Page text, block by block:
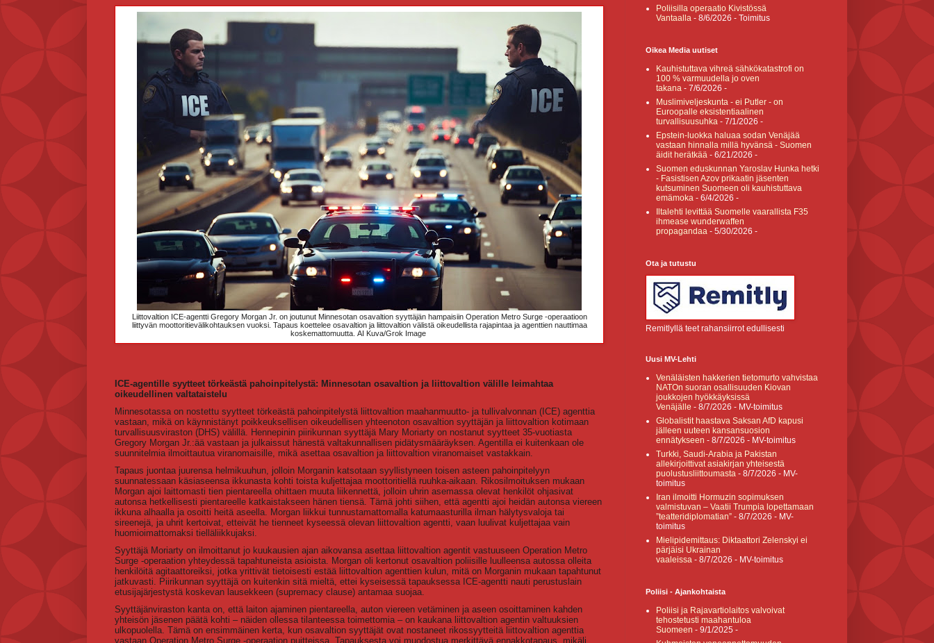
Liittovaltion ICE-agentti Gregory Morgan Jr. on joutunut Minnesotan osavaltion syyttäjän hampaisiin Operation Metro Surge -operaatioon
liittyvän moottoritievälikohtauksen vuoksi. Tapaus koettelee osavaltion ja liittovaltion välistä oikeudellista rajapintaa ja agenttien nauttimaa
koskemattomuutta. AI Kuva/Grok Image
ICE-agentille syytteet törkeästä pahoinpitelystä: Minnesotan osavaltion ja liittovaltion välille leimahtaa
oikeudellinen valtataistelu
Minnesotassa on nostettu syytteet törkeästä pahoinpitelystä liittovaltion maahanmuutto- ja tullivalvonnan (ICE) agenttia
vastaan, mikä on käynnistänyt poikkeuksellisen oikeudellisen yhteenoton osavaltion syyttäjän ja liittovaltion kotimaan
turvallisuusviraston (DHS) välillä. Hennepinin piirikunnan syyttäjä Mary Moriarty on nostanut syytteet 35-vuotiasta
Gregory Morgan Jr.:ää vastaan ja julkaissut hänestä valtakunnallisen pidätysmääräyksen. Agentilla ei kuitenkaan ole
suunnitelmia ilmoittautua viranomaisille, mikä asettaa osavaltion ja liittovaltion viranomaiset vastakkain.
Tapaus juontaa juurensa helmikuuhun, jolloin Morganin katsotaan syyllistyneen toisen asteen pahoinpitelyyn
suunnatessaan käsiaseensa ikkunasta kohti toista kuljettajaa moottoritiellä ruuhka-aikaan. Rikosilmoituksen mukaan
Morgan ajoi laittomasti tien pientareella ohittaen muuta liikennettä, jolloin uhrin asemassa olevat henkilöt ohjasivat
autonsa hetkellisesti pientareelle katkaistakseen hänen tiensä. Tämä johti siihen, että agentti ajoi heidän autonsa viereen
ikkuna alhaalla ja osoitti heitä aseella. Morgan liikkui tunnustamattomalla katumaasturilla ilman hälytysvaloja tai
sireenejä, ja uhrit kertoivat, etteivät he tienneet kyseessä olevan liittovaltion agentti, vaan luulivat kuljettajaa vain
huomioimattomaksi tielläliikkujaksi.
Syyttäjä Moriarty on ilmoittanut jo kuukausien ajan aikovansa asettaa liittovaltion agentit vastuuseen Operation Metro
Surge -operaation yhteydessä tapahtuneista asioista. Morgan oli kertonut osavaltion poliisille luulleensa autossa olleita
henkilöitä agitaattoreiksi, jotka yrittivät tietoisesti estää liittovaltion agenttien kulun, mitä on Morganin mukaan tapahtunut
jatkuvasti. Piirikunnan syyttäjä on kuitenkin sitä mieltä, ettei kyseisessä tapauksessa ICE-agentti nauti perustuslain
etusijajärjestystä koskevan lausekkeen (supremacy clause) antamaa suojaa.
Syyttäjänviraston kanta on, että laiton ajaminen pientareella, auton viereen vetäminen ja aseen osoittaminen kahden
yhteisön jäsenen päätä kohti – näiden ollessa tilanteessa toimettomia – on kaukana liittovaltion agentin valtuuksien
ulkopuolella. Tämä on ensimmäinen kerta, kun osavaltion syyttäjät ovat nostaneet rikossyytteitä liittovaltion agenttia
vastaan Operation Metro Surge -operaation puitteissa. Tapauksesta voi muodostua merkittävä ennakkotapaus, mikäli
Poliisilla operaatio Kivistössä
Vantaalla - 8/6/2026 - Toimitus
Oikea Media uutiset
Kauhistuttava vihreä sähkökatastrofi on
100 % varmuudella jo oven
takana - 7/6/2026 -
Muslimiveljeskunta - ei Putler - on
Euroopalle eksistentiaalinen
turvallisuusuhka - 7/1/2026 -
Epstein-luokka haluaa sodan Venäjää
vastaan hinnalla millä hyvänsä - Suomen
äidit herätkää - 6/21/2026 -
Suomen eduskunnan Yaroslav Hunka hetki
- Fasistisen Azov prikaatin jäsenten
kutsuminen Suomeen oli kauhistuttava
emämoka - 6/4/2026 -
Iltalehti levittää Suomelle vaarallista F35
ihmease wunderwaffen
propagandaa - 5/30/2026 -
Ota ja tutustu
Remitlyllä teet rahansiirrot edullisesti
Uusi MV-Lehti
Venäläisten hakkerien tietomurto vahvistaa
NATOn suoran osallisuuden Kiovan
joukkojen hyökkäyksissä
Venäjälle - 8/7/2026 - MV-toimitus
Globalistit haastava Saksan AfD kapusi
jälleen uuteen kansansuosion
ennätykseen - 8/7/2026 - MV-toimitus
Turkki, Saudi-Arabia ja Pakistan
allekirjoittivat asiakirjan yhteisestä
puolustusliittoumasta - 8/7/2026 - MV-
toimitus
Iran ilmoitti Hormuzin sopimuksen
valmistuvan – Vaatii Trumpia lopettamaan
”teatteridiplomatian” - 8/7/2026 - MV-
toimitus
Mielipidemittaus: Diktaattori Zelenskyi ei
pärjäisi Ukrainan
vaaleissa - 8/7/2026 - MV-toimitus
Poliisi - Ajankohtaista
Poliisi ja Rajavartiolaitos valvoivat
tehostetusti maahantuloa
Suomeen - 9/1/2025 -